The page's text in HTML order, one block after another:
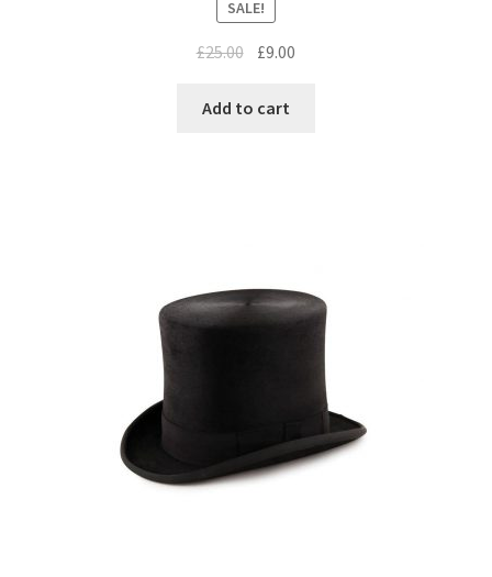
SALE!
£25.00 £9.00
Add to cart